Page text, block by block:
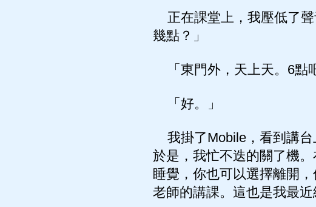
正在課堂上，我壓低了聲
幾點？」
「東門外，天上天。6點
「好。」
我掛了Mobile，看到講台
於是，我忙不迭的關了機
睡覺，你也可以選擇離開
老師的講課。這也是我最近